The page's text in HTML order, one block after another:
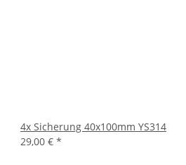
4x Sicherung 40x100mm YS314
29,00 € *